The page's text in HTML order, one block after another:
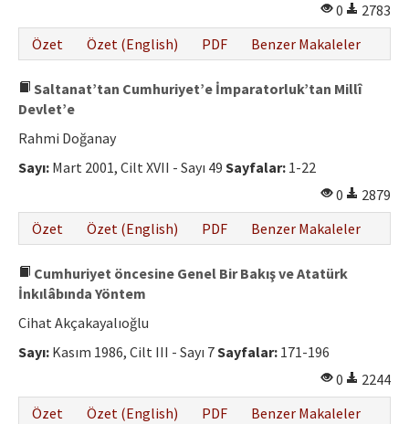
0
2783
Özet
Özet (English) PDF Benzer Makaleler
Saltanat’tan Cumhuriyet’e İmparatorluk’tan Millî
Devlet’e
Rahmi Doğanay
Sayı: Mart 2001, Cilt XVII - Sayı 49 Sayfalar: 1-22
0
2879
Özet
Özet (English) PDF Benzer Makaleler
Cumhuriyet öncesine Genel Bir Bakış ve Atatürk
İnkılâbında Yöntem
Cihat Akçakayalıoğlu
Sayı: Kasım 1986, Cilt III - Sayı 7Sayfalar: 171-196
0
2244
Özet
Özet (English) PDF Benzer Makaleler